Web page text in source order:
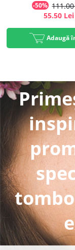
-50%
55.50 Lei
Adaugă